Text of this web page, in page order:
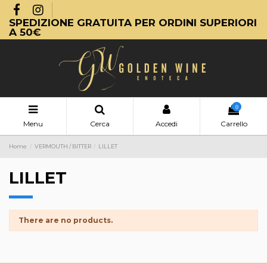
SPEDIZIONE GRATUITA PER ORDINI SUPERIORI
A 50€
Menu Cerca Accedi
0
Carrello
Home VERMOUTH / BITTER LILLET
LILLET
There are no products.